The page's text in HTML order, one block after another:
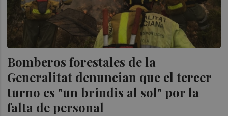
Bomberos forestales de la
Generalitat denuncian que el tercer
turno es "un brindis al sol" por la
falta de personal